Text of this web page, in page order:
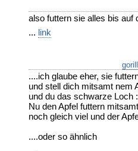
also futtern sie alles bis auf
... link
....ich glaube eher, sie
und stell dich mitsamt nem
und du das schwarze Loch
Nu den Apfel futtern
noch gleich viel und der
....oder so ähnlich